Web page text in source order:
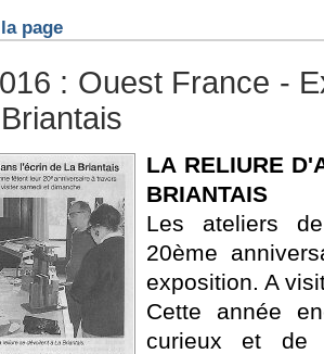
page
: Ouest France -
LA RELIURE
BRIANTAIS
Les ateliers
20ème
exposition. A
Cette année
curieux et de